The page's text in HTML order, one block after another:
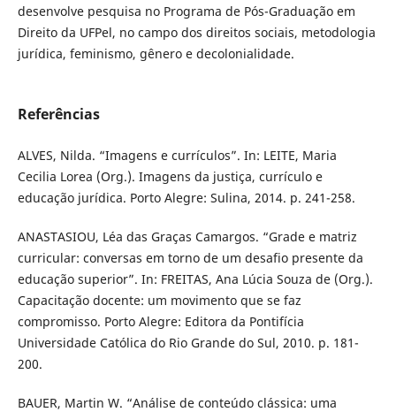
desenvolve pesquisa no Programa de Pós-Graduação em
Direito da UFPel, no campo dos direitos sociais, metodologia
jurídica, feminismo, gênero e decolonialidade.
Referências
ALVES, Nilda. “Imagens e currículos”. In: LEITE, Maria
Cecilia Lorea (Org.). Imagens da justiça, currículo e
educação jurídica. Porto Alegre: Sulina, 2014. p. 241-258.
ANASTASIOU, Léa das Graças Camargos. “Grade e matriz
curricular: conversas em torno de um desafio presente da
educação superior”. In: FREITAS, Ana Lúcia Souza de (Org.).
Capacitação docente: um movimento que se faz
compromisso. Porto Alegre: Editora da Pontifícia
Universidade Católica do Rio Grande do Sul, 2010. p. 181-
200.
BAUER, Martin W. “Análise de conteúdo clássica: uma